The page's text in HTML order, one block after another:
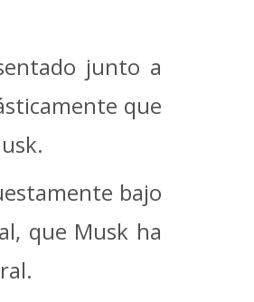
junto a
que
bajo
que Musk ha